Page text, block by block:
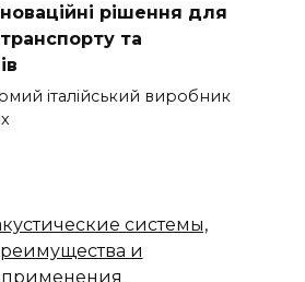
рішення для
та
італійський виробник